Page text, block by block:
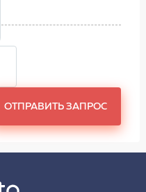
ОТПРАВИТЬ ЗАПРОС